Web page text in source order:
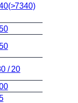
/ 20